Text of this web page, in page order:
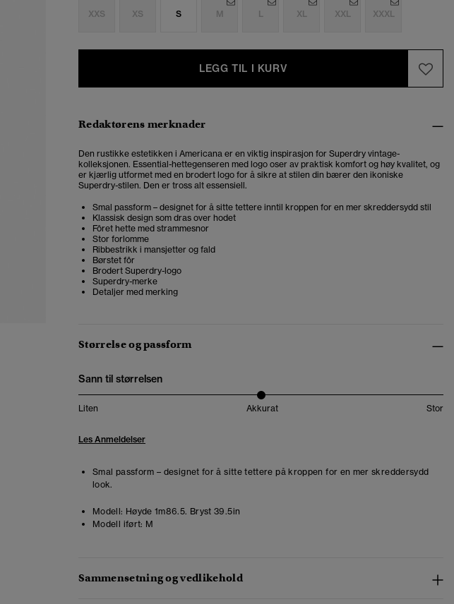
XXS XS S M L XL XXL XXXL
LEGG TIL I KURV
Redaktørens merknader
Den rustikke estetikken i Americana er en viktig inspirasjon for Superdry vintage-
kolleksjonen. Essential-hettegenseren med logo oser av praktisk komfort og høy kvalitet, og
er kjærlig utformet med en brodert logo for å sikre at stilen din bærer den ikoniske
Superdry-stilen. Den er tross alt essensiell.
Smal passform – designet for å sitte tettere inntil kroppen for en mer skreddersydd stil
Klassisk design som dras over hodet
Fôret hette med strammesnor
Stor forlomme
Ribbestrikk i mansjetter og fald
Børstet fôr
Brodert Superdry-logo
Superdry-merke
Detaljer med merking
Størrelse og passform
Sann til størrelsen
Liten Akkurat Stor
Les Anmeldelser
Smal passform – designet for å sitte tettere på kroppen for en mer skreddersydd
look.
Modell: Høyde 1m86.5. Bryst 39.5in
Modell iført: M
Sammensetning og vedlikehold